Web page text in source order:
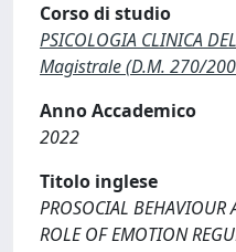
Corso di studio
PSICOLOGIA CLINICA
Magistrale (D.M. 270/
Anno Accademico
2022
Titolo inglese
PROSOCIAL BEHAVIOUR
ROLE OF EMOTION